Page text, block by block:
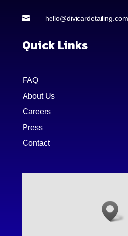
 hello@divicardetailing.com
Quick Links
FAQ
About Us
Careers
Press
Contact